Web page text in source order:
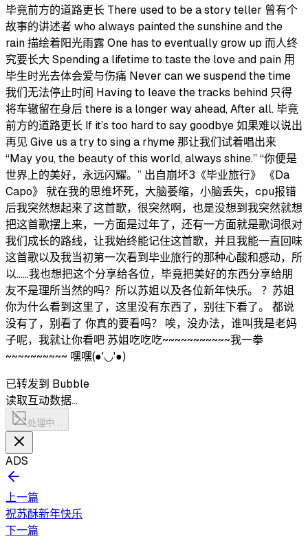
毕竟前方的道路更长 There used to be a story teller 曾有个
故事的讲述者 who always painted the sunshine and the
rain 描绘着阳光雨露 One has to eventually grow up 而人终
究要长大 Spending a lifetime to taste the love and pain 用
毕生时光去体会爱与伤痛 Never can we suspend the time
我们无法停止时间 Having to leave the tracks behind 只得
将车辙留在身后 there is a longer way ahead, After all. 毕竟
前方的道路更长 If it’s too hard to say goodbye 如果难以说出
再见 Give us a try to sing a rhyme 那让我们试着唱出来
“May you, the beauty of this world, always shine.” “你便是
世界上的美好，永远闪耀。” 出自崩坏3《毕业旅行》 《Da
Capo》 就在我的思维坏死，大脑萎缩，小脑丢失，cpu报错
后我突然想起来了这首歌，很突然啊，也是没想到我突然就想
把这首歌摆上来，一方面是过年了，还有一方面就是歌词很对
我们成长的路线，让我始终能记住这首歌，并且我能一直回味
这首歌以及我当初第一次看到毕业旅行的那种心酸和感动，所
以......我也想把这个分享给各位，毕竟把美好的东西分享给朋
友不是理所当然的吗？所以苏姐以及各位新年快乐。 ？苏姐
你为什么看到这里了，这里没有东西了，别往下看了。 都说
没有了，别看了 你真的要看吗？ 唉，没办法，谁叫我是老妈
子呢，我就让你看吧 苏姐吃吃吃~~~~~~~~~~~我一拳
~~~~~~~~~~ 嘿嘿(●'◡'●)
已转发到 Bubble
读取互动数据…
处理中…
ADS
上一篇
祝苏酥新年快乐
下一篇